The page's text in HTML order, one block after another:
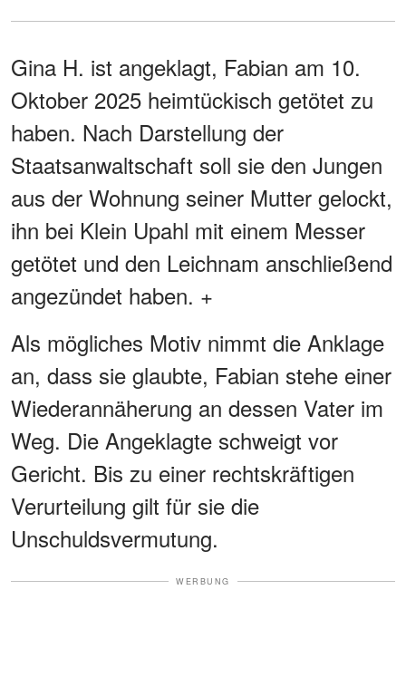
Gina H. ist angeklagt, Fabian am 10.
Oktober 2025 heimtückisch getötet zu
haben. Nach Darstellung der
Staatsanwaltschaft soll sie den Jungen
aus der Wohnung seiner Mutter gelockt,
ihn bei Klein Upahl mit einem Messer
getötet und den Leichnam anschließend
angezündet haben. +
Als mögliches Motiv nimmt die Anklage
an, dass sie glaubte, Fabian stehe einer
Wiederannäherung an dessen Vater im
Weg. Die Angeklagte schweigt vor
Gericht. Bis zu einer rechtskräftigen
Verurteilung gilt für sie die
Unschuldsvermutung.
WERBUNG